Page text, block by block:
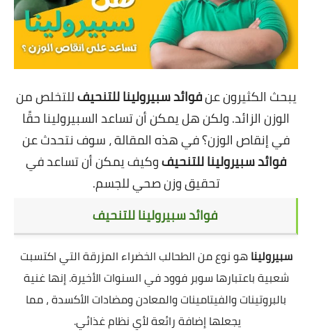
يبحث الكثيرون عنفوائد سبيرولينا للتنحيفللتخلص من
الوزن الزائد. ولكن هل يمكن أن تساعد السبيرولينا حقًا
في إنقاص الوزن؟ في هذه المقالة ، سوف نتحدث عن
فوائد سبيرولينا للتنحيفوكيف يمكن أن تساعد في
تحقيق وزن صحي للجسم.
فوائد سبيرولينا للتنحيف
سبيروليناهو نوع من الطحالب الخضراء المزرقة التي اكتسبت
شعبية باعتبارها سوبر فوود في السنوات الأخيرة. إنها غنية
بالبروتينات والفيتامينات والمعادن ومضادات الأكسدة ، مما
يجعلها إضافة رائعة لأي نظام غذائي.